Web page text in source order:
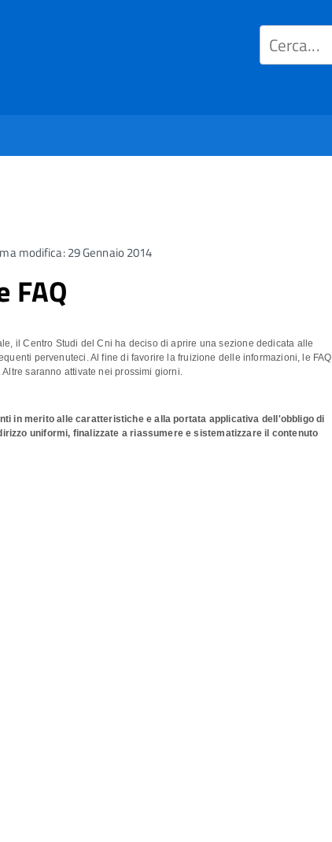
modifica: 29 Gennaio 2014
FAQ
il Centro Studi del Cni ha deciso di aprire una sezione dedicata alle
pervenuteci. Al fine di favorire la fruizione delle informazioni, le FAQ
saranno attivate nei prossimi giorni.
in merito alle caratteristiche e alla portata applicativa dell'obbligo di
uniformi, finalizzate a riassumere e sistematizzare il contenuto